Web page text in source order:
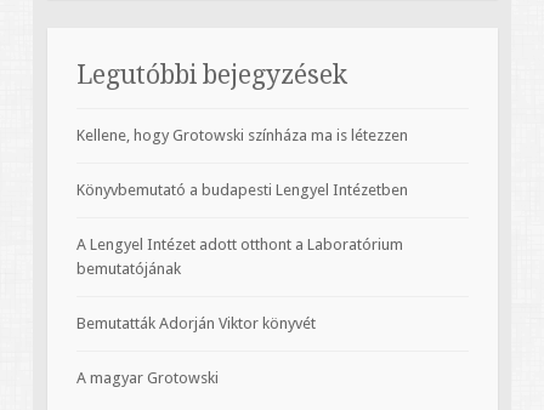
Legutóbbi bejegyzések
Kellene, hogy Grotowski színháza ma is létezzen
Könyvbemutató a budapesti Lengyel Intézetben
A Lengyel Intézet adott otthont a Laboratórium
bemutatójának
Bemutatták Adorján Viktor könyvét
A magyar Grotowski